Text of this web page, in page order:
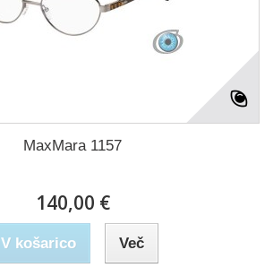
MaxMara 1157
140,00 €
V košarico Več